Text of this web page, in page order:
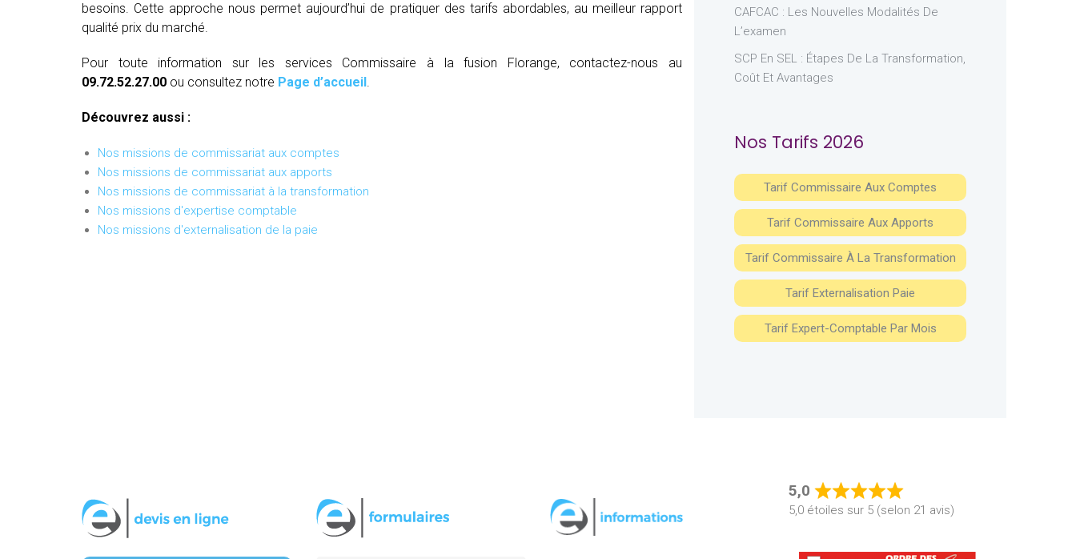
besoins. Cette approche nous permet aujourd’hui de pratiquer des tarifs abordables, au meilleur rapport
qualité prix du marché.
Pour toute information sur les services Commissaire à la fusion Florange, contactez-nous au
09.72.52.27.00 ou consultez notre Page d’accueil.
Découvrez aussi :
Nos missions de commissariat aux comptes
Nos missions de commissariat aux apports
Nos missions de commissariat à la transformation
Nos missions d'expertise comptable
Nos missions d'externalisation de la paie
CAFCAC : Les Nouvelles Modalités De
L’examen
SCP En SEL : Étapes De La Transformation,
Coût Et Avantages
Nos Tarifs 2026
Tarif Commissaire Aux Comptes
Tarif Commissaire Aux Apports
Tarif Commissaire À La Transformation
Tarif Externalisation Paie
Tarif Expert-Comptable Par Mois
5,0
Rated
5,0
5,0 étoiles sur 5 (selon 21 avis)